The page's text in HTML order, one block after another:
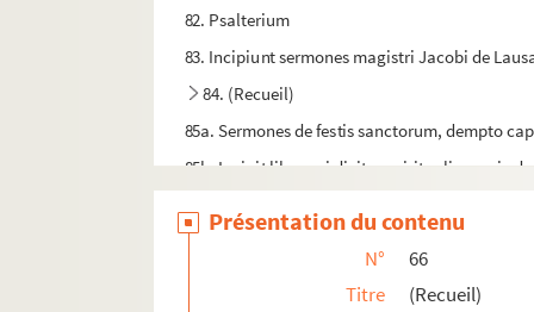
82. Psalterium
83. Incipiunt sermones magistri Jacobi de
84. (Recueil)
85a. Sermones de festis sanctorum, dempto
85b. Incipit liber qui dicitur spiritualis gracie
Présentation du contenu
N°
66
Titre
(Recueil)